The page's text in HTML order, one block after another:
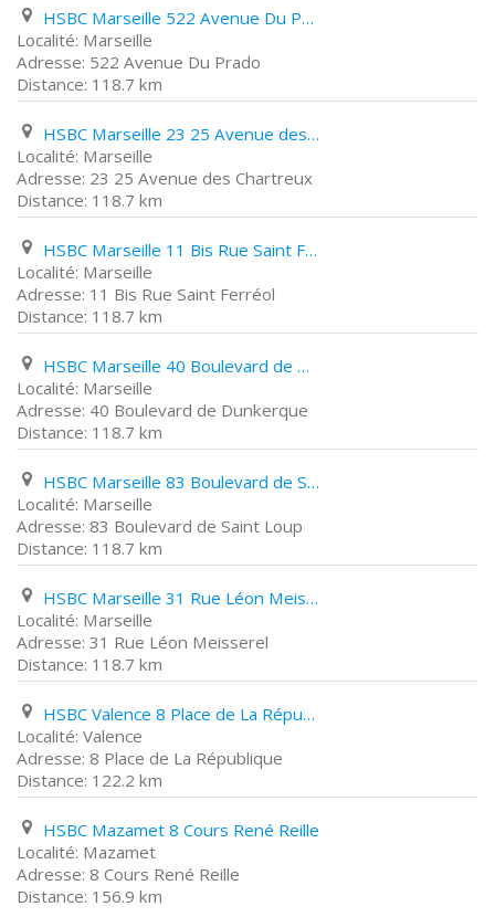
HSBC Marseille 522 Avenue Du Prado
Marseille
522 Avenue Du Prado
118.7 km
HSBC Marseille 23 25 Avenue des Chartreux
Marseille
23 25 Avenue des Chartreux
118.7 km
HSBC Marseille 11 Bis Rue Saint Ferréol
Marseille
11 Bis Rue Saint Ferréol
118.7 km
HSBC Marseille 40 Boulevard de Dunkerque
Marseille
40 Boulevard de Dunkerque
118.7 km
HSBC Marseille 83 Boulevard de Saint Loup
Marseille
83 Boulevard de Saint Loup
118.7 km
HSBC Marseille 31 Rue Léon Meisserel
Marseille
31 Rue Léon Meisserel
118.7 km
HSBC Valence 8 Place de La République
Valence
8 Place de La République
122.2 km
HSBC Mazamet 8 Cours René Reille
Mazamet
8 Cours René Reille
156.9 km